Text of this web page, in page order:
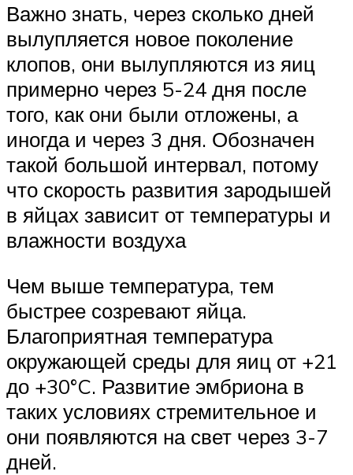
Важно знать, через сколько дней
вылупляется новое поколение
клопов, они вылупляются из яиц
примерно через 5-24 дня после
того, как они были отложены, а
иногда и через 3 дня. Обозначен
такой большой интервал, потому
что скорость развития зародышей
в яйцах зависит от температуры и
влажности воздуха
Чем выше температура, тем
быстрее созревают яйца.
Благоприятная температура
окружающей среды для яиц от +21
до +30°C. Развитие эмбриона в
таких условиях стремительное и
они появляются на свет через 3-7
дней.